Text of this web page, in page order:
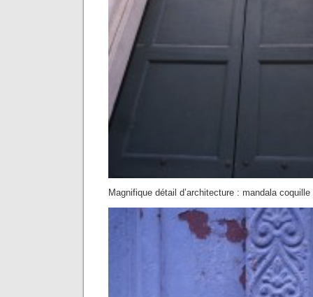
Magnifique détail d’architecture : mandala